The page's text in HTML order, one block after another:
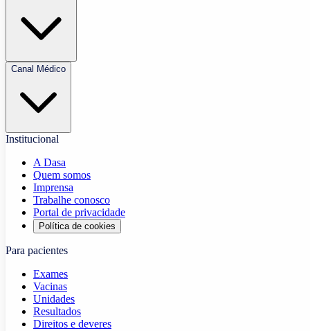
Canal Médico
Institucional
A Dasa
Quem somos
Imprensa
Trabalhe conosco
Portal de privacidade
Política de cookies
Para pacientes
Exames
Vacinas
Unidades
Resultados
Direitos e deveres